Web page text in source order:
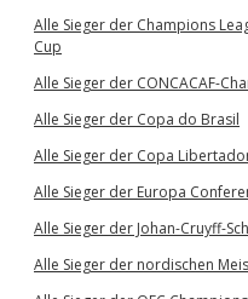
Alle Sieger der Champions
Cup
Alle Sieger der CONCACAF-
Alle Sieger der Copa do Brasil
Alle Sieger der Copa
Alle Sieger der Europa
Alle Sieger der Johan-Cruyff-
Alle Sieger der nordischen